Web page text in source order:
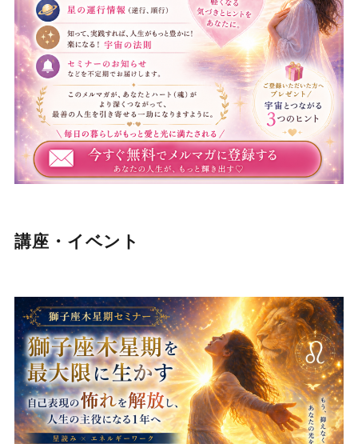
講座・イベント